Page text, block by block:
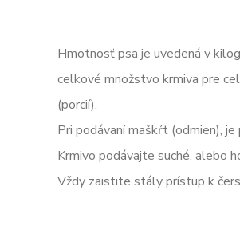
Hmotnosť psa je uvedená v
celkové množstvo krmiva pre
(porcií).
Pri podávaní maškŕt (odmien),
Krmivo podávajte suché, alebo
Vždy zaistite stály prístup k